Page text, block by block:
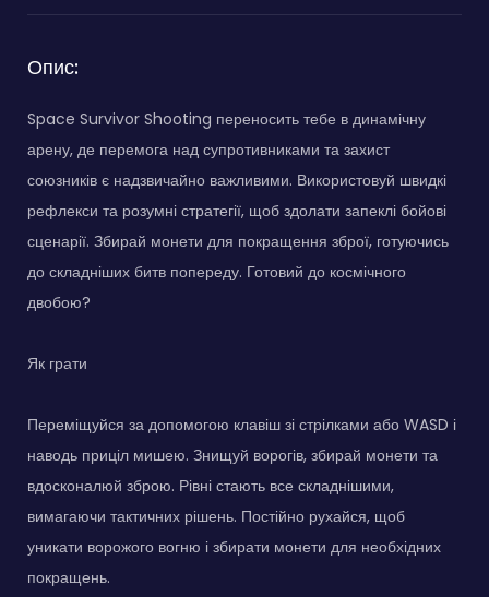
Опис:
Space Survivor Shooting переносить тебе в динамічну
арену, де перемога над супротивниками та захист
союзників є надзвичайно важливими. Використовуй швидкі
рефлекси та розумні стратегії, щоб здолати запеклі бойові
сценарії. Збирай монети для покращення зброї, готуючись
до складніших битв попереду. Готовий до космічного
двобою?
Як грати
Переміщуйся за допомогою клавіш зі стрілками або WASD і
наводь приціл мишею. Знищуй ворогів, збирай монети та
вдосконалюй зброю. Рівні стають все складнішими,
вимагаючи тактичних рішень. Постійно рухайся, щоб
уникати ворожого вогню і збирати монети для необхідних
покращень.